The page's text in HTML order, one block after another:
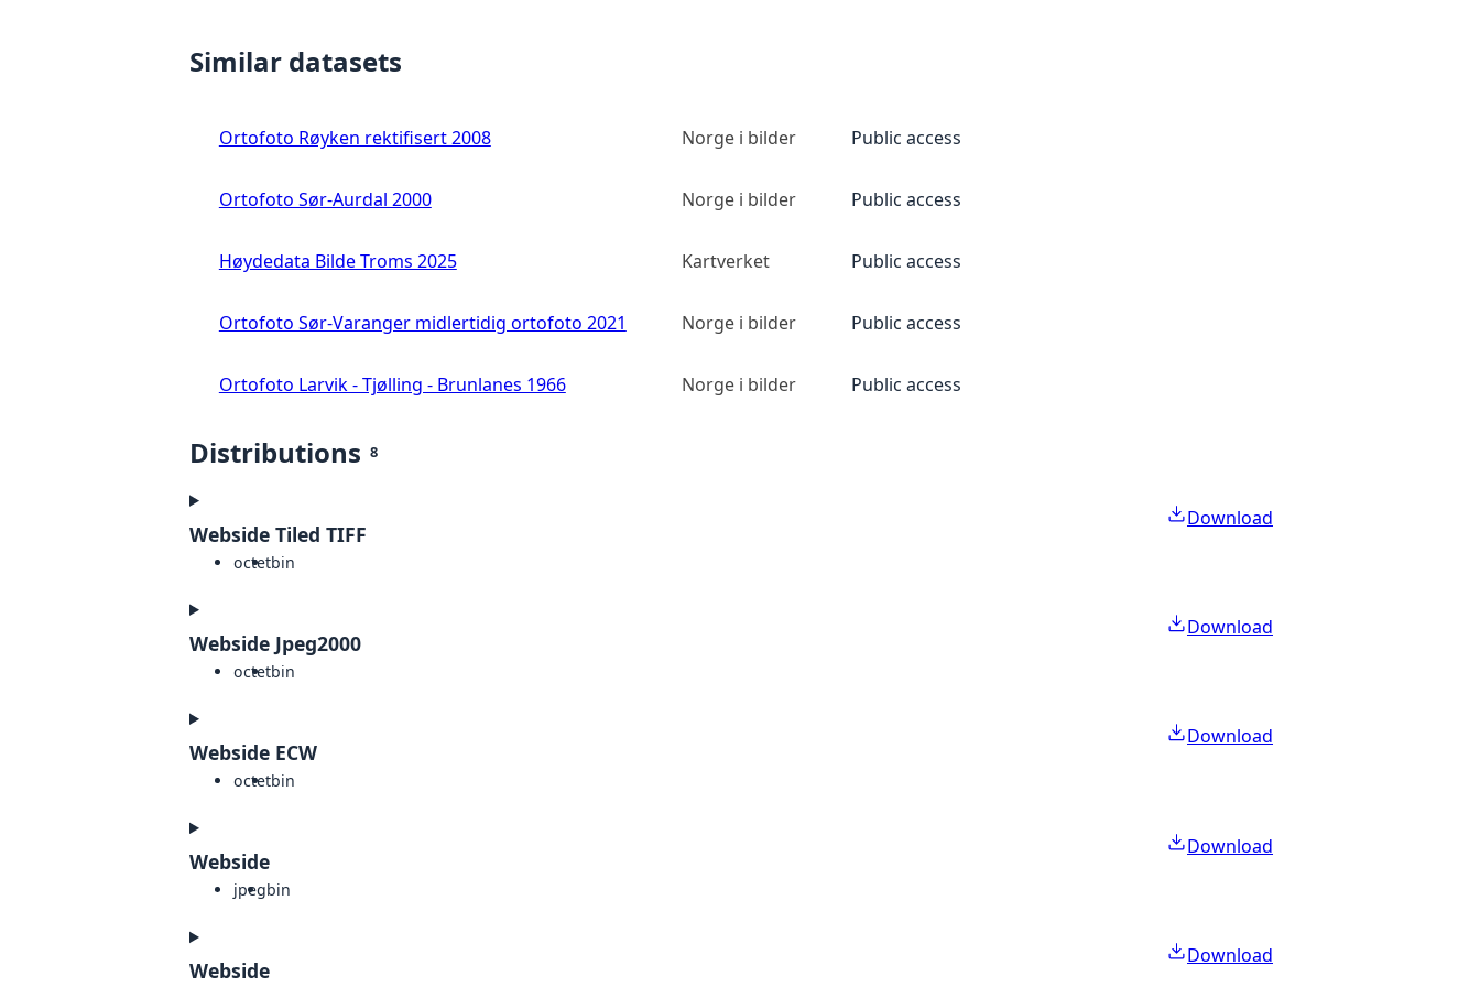
Similar datasets
Ortofoto Røyken rektifisert 2008 Norge i bilder Public access
Ortofoto Sør-Aurdal 2000 Norge i bilder Public access
Høydedata Bilde Troms 2025 Kartverket Public access
Ortofoto Sør-Varanger midlertidig ortofoto 2021 Norge i bilder Public access
Ortofoto Larvik - Tjølling - Brunlanes 1966 Norge i bilder Public access
Distributions 8
Webside Tiled TIFF
octetbin
Download
Webside Jpeg2000
octetbin
Download
Webside ECW
octetbin
Download
Webside
jpegbin
Download
Webside
Download